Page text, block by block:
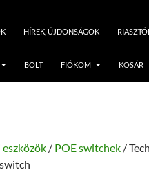
HÍREK, ÚJDONSÁGOK
BOLT FIÓKOM KOSÁR
/ POE switchek /